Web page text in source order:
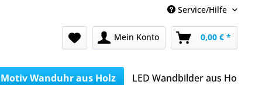
Service/Hilfe
Mein Konto 0,00 € *
Motiv Wanduhr aus Holz LED Wandbilder aus Holz